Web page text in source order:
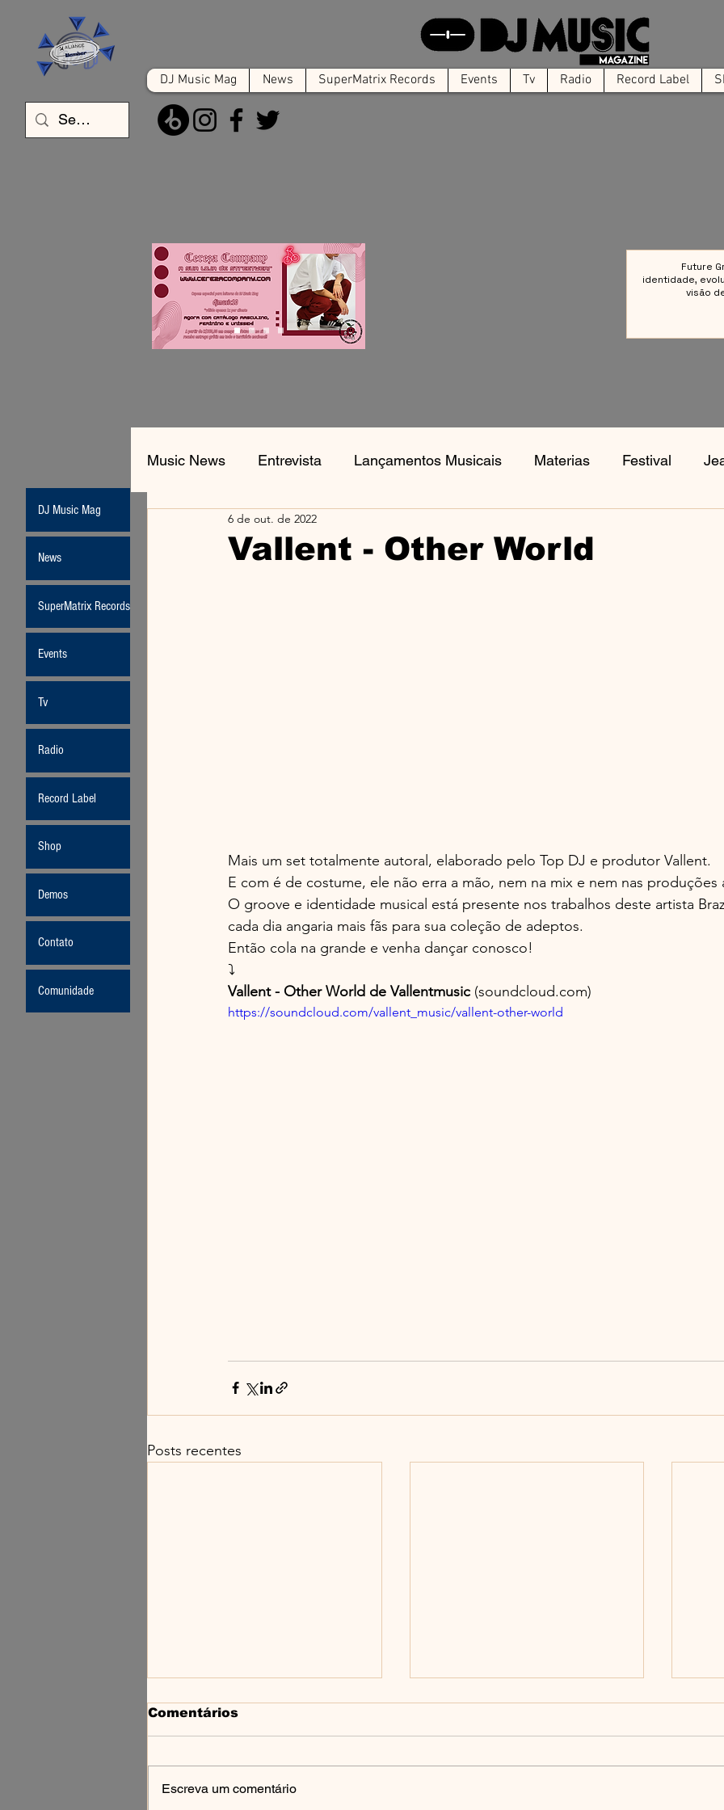
DJ Music Mag News SuperMatrix Records Events Tv Radio Record Label
Music News Entrevista Lançamentos Musicais Materias Festival
Jean-Michel Jarre
Vallent - Other World
6 de out. de 2022
Mais um set totalmente autoral, elaborado pelo Top DJ e produtor Vallent.
E com é de costume, ele não erra a mão, nem na mix e nem nas produções
O groove e identidade musical está presente nos trabalhos deste artista
cada dia angaria mais fãs para sua coleção de adeptos.
Então cola na grande e venha dançar conosco!
⤵️
Vallent - Other World de Vallentmusic (soundcloud.com)
https://soundcloud.com/vallent_music/vallent-other-world
Posts recentes
Comentários
Escreva um comentário
DJ Music Mag
News
SuperMatrix Records
Events
Tv
Radio
Record Label
Shop
Demos
Contato
Comunidade
Future
identidade,
visão